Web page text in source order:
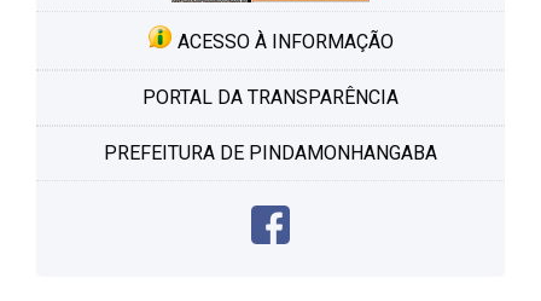
ACESSO À INFORMAÇÃO
PORTAL DA TRANSPARÊNCIA
PREFEITURA DE PINDAMONHANGABA